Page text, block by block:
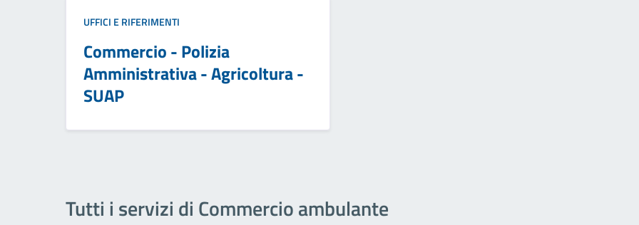
UFFICI E RIFERIMENTI
Commercio - Polizia
Amministrativa - Agricoltura -
SUAP
Tutti i servizi di Commercio ambulante